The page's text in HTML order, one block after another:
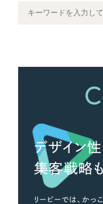
デザイン性
集客戦略
リーピーでは、か